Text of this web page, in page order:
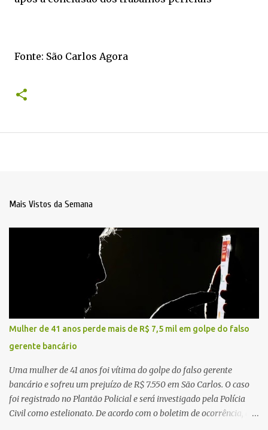
Fonte: São Carlos Agora
Mais Vistos da Semana
Mulher de 41 anos perde mais de R$ 7,5 mil em golpe do falso
gerente bancário
Uma mulher de 41 anos foi vítima do golpe do falso gerente
bancário e sofreu um prejuízo de R$ 7.550 em São Carlos. O caso
foi registrado no Plantão Policial e será investigado pela Polícia
Civil como estelionato. De acordo com o boletim de ocorrência, a